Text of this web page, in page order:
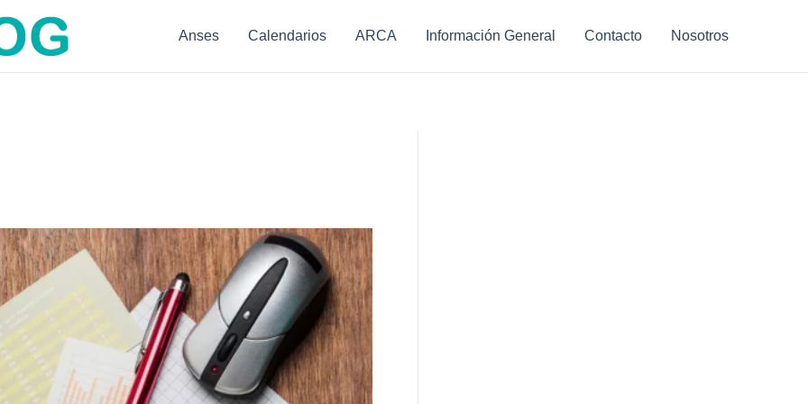
Anses Calendarios ARCA Información General Contacto Nosotros